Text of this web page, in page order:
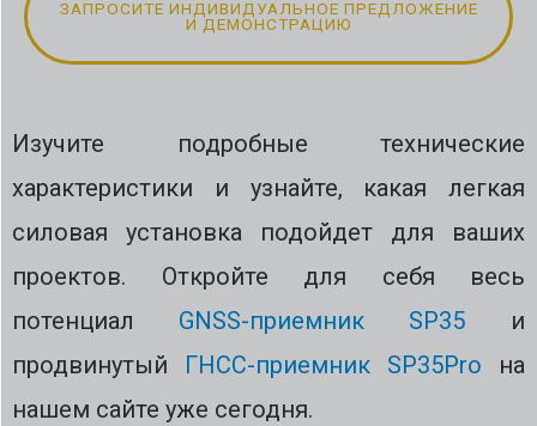
ЗАПРОСИТЕ ИНДИВИДУАЛЬНОЕ ПРЕДЛОЖЕНИЕ
И ДЕМОНСТРАЦИЮ
Изучите подробные технические
характеристики и узнайте, какая легкая
силовая установка подойдет для ваших
проектов. Откройте для себя весь
потенциал GNSS-приемник SP35 и
продвинутый ГНСС-приемник SP35Pro на
нашем сайте уже сегодня.